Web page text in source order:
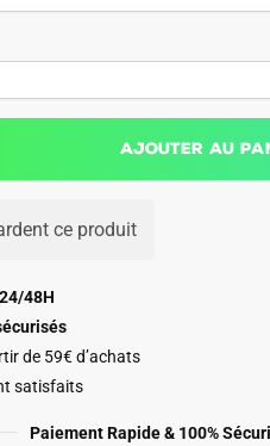
Ajouter au
ce produit
24/48H
de 59€ d’achats
satisfaits
Paiement Rapide & 100%